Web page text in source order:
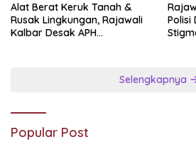
Alat Berat Keruk Tanah &
Rusak Lingkungan, Rajawali
Kalbar Desak APH
Polisi
Selengkapnya
Popular Post